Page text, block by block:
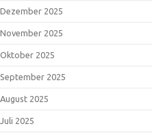
Dezember 2025
November 2025
Oktober 2025
September 2025
August 2025
Juli 2025